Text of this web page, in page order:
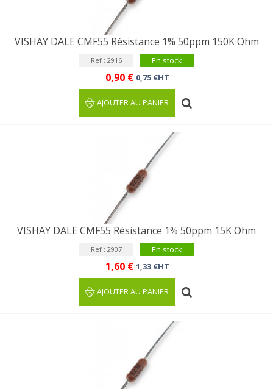
VISHAY DALE CMF55 Résistance 1% 50ppm 150K Ohm
Ref : 2916 En stock
0,90 € 0,75 €HT
AJOUTER AU PANIER
VISHAY DALE CMF55 Résistance 1% 50ppm 15K Ohm
Ref : 2907 En stock
1,60 € 1,33 €HT
AJOUTER AU PANIER